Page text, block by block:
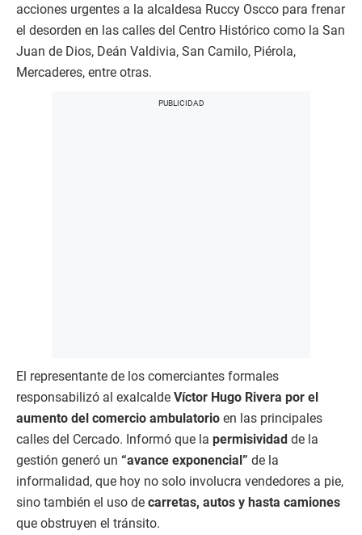
acciones urgentes a la alcaldesa Ruccy Oscco para frenar
el desorden en las calles del Centro Histórico como la San
Juan de Dios, Deán Valdivia, San Camilo, Piérola,
Mercaderes, entre otras.
El representante de los comerciantes formales
responsabilizó al exalcalde Víctor Hugo Rivera por el
aumento del comercio ambulatorio en las principales
calles del Cercado. Informó que la permisividad de la
gestión generó un “avance exponencial” de la
informalidad, que hoy no solo involucra vendedores a pie,
sino también el uso de carretas, autos y hasta camiones
que obstruyen el tránsito.